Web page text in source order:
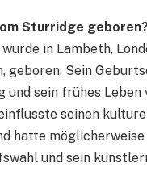
Sturridge
in Lambeth,
geboren. Sein
und sein frühes Leben
seinen
hatte möglicherweise
und sein